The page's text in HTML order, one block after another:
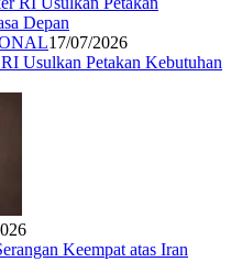
17/07/2026
Usulkan Petakan Kebutuhan
Keempat atas Iran